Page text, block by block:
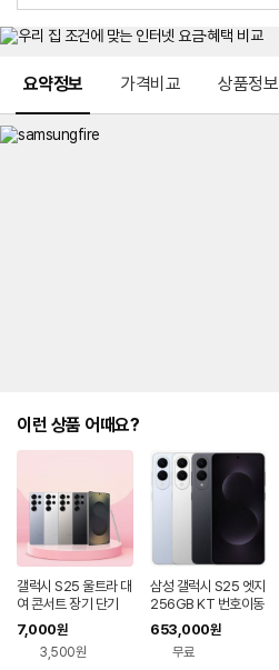
원
선
택
약
정
는
대
략
인
을
안
내
를
나
타
법
요약정보 가격비교 상품정보
이런 상품 어때요?
갤럭시 S25 울트라 대
여 콘서트 장기 단기
7,000원
3,500원
삼성 갤럭시 S25 엣지
256GB KT 번호이동
완납 80요금제
653,000원
무료